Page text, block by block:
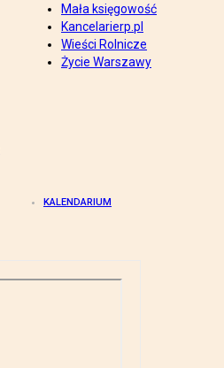
Mała księgowość
Kancelarierp.pl
Wieści Rolnicze
Życie Warszawy
KALENDARIUM